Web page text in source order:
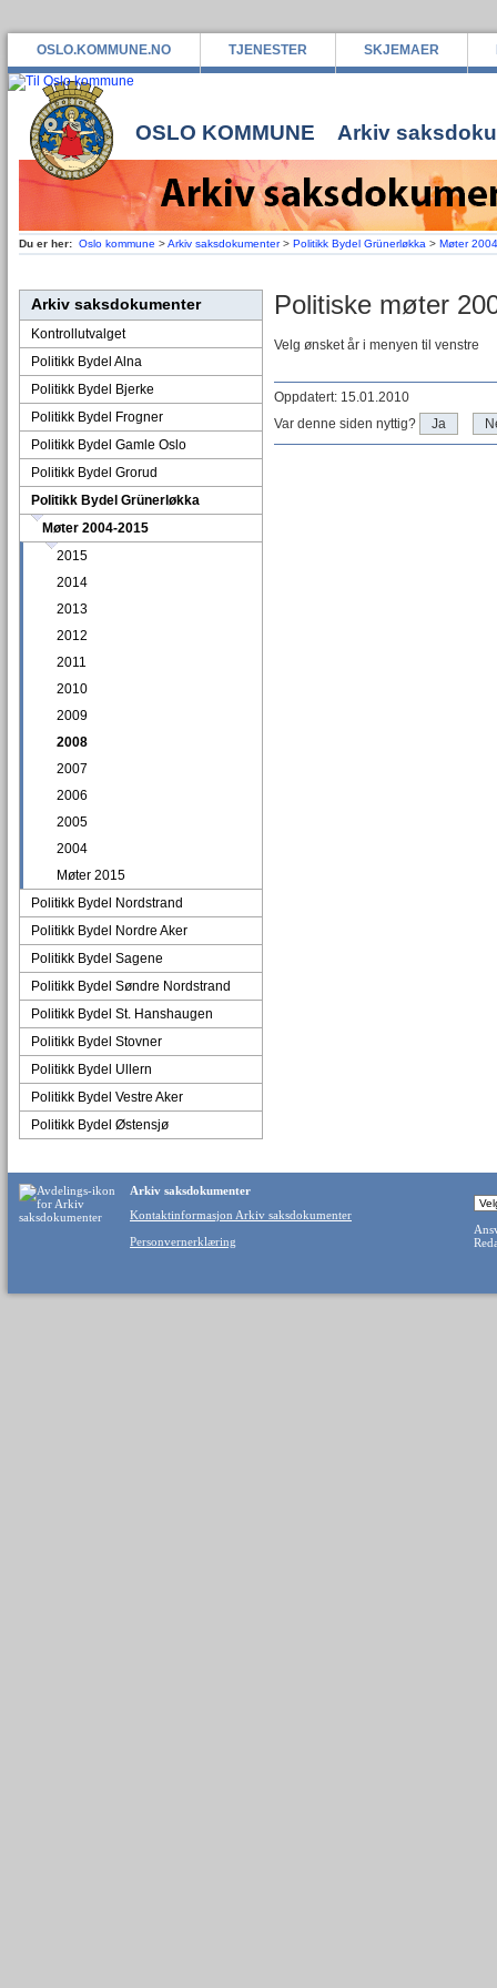
OSLO.KOMMUNE.NO TJENESTER SKJEMAER
OSLO KOMMUNE Arkiv
Du er her: Oslo kommune >Arkiv saksdokumenter> Politikk Bydel Grünerløkka > Møter
Arkiv saksdokumenter
Kontrollutvalget
Politikk Bydel Alna
Politikk Bydel Bjerke
Politikk Bydel Frogner
Politikk Bydel Gamle Oslo
Politikk Bydel Grorud
Politikk Bydel Grünerløkka
Møter 2004-2015
2015
2014
2013
2012
2011
2010
2009
2008
2007
2006
2005
2004
Møter 2015
Politikk Bydel Nordstrand
Politikk Bydel Nordre Aker
Politikk Bydel Sagene
Politikk Bydel Søndre Nordstrand
Politikk Bydel St. Hanshaugen
Politikk Bydel Stovner
Politikk Bydel Ullern
Politikk Bydel Vestre Aker
Politikk Bydel Østensjø
Politiske møter
Velg ønsket år i menyen til venstre
Oppdatert: 15.01.2010
Var denne siden nyttig?
Ja
Arkiv saksdokumenter
Kontaktinformasjon Arkiv saksdokumenter
Personvernerklæring